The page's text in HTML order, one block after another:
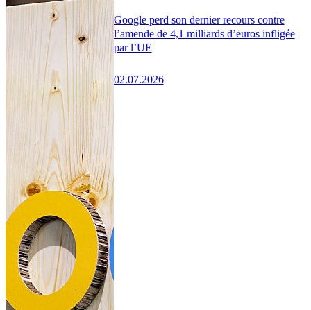
Google perd son dernier recours contre
l’amende de 4,1 milliards d’euros infligée
par l’UE
02.07.2026